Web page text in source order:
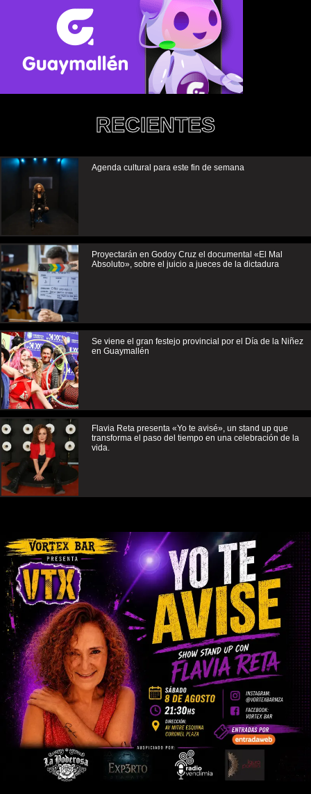
RECIENTES
Agenda cultural para este fin de semana
Proyectarán en Godoy Cruz el documental «El Mal
Absoluto», sobre el juicio a jueces de la dictadura
Se viene el gran festejo provincial por el Día de la Niñez
en Guaymallén
Flavia Reta presenta «Yo te avisé», un stand up que
transforma el paso del tiempo en una celebración de la
vida.